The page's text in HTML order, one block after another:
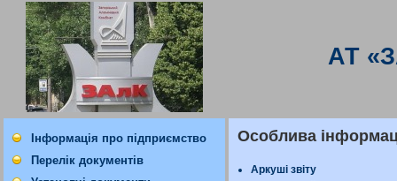
АТ
Інформація про підприємство
Перелік документів
Особлива
Аркуші звіту